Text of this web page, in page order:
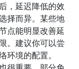
，延迟降低的效
择而异。某些地
点能明显改善延
。建议你可以尝
环境的配置。